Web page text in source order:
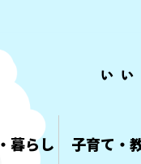
暮らし 子育て・